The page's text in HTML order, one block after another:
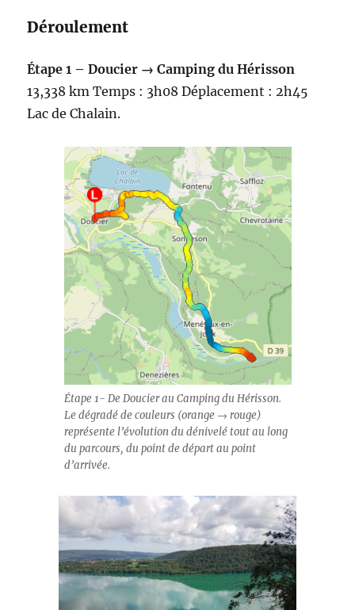
Déroulement
Étape 1 – Doucier → Camping du Hérisson
13,338 km Temps : 3h08 Déplacement : 2h45
Lac de Chalain.
Étape 1- De Doucier au Camping du Hérisson.
Le dégradé de couleurs (orange → rouge)
représente l’évolution du dénivelé tout au long
du parcours, du point de départ au point
d’arrivée.